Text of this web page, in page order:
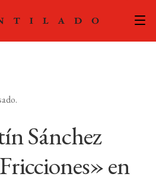
hijo
PODCAST
LA EDITORIAL
Sánchez
en